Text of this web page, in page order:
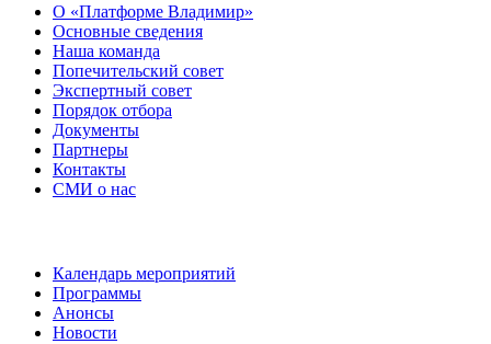
О «Платформе Владимир»
Основные сведения
Наша команда
Попечительский совет
Экспертный совет
Порядок отбора
Документы
Партнеры
Контакты
СМИ о нас
Календарь мероприятий
Программы
Анонсы
Новости